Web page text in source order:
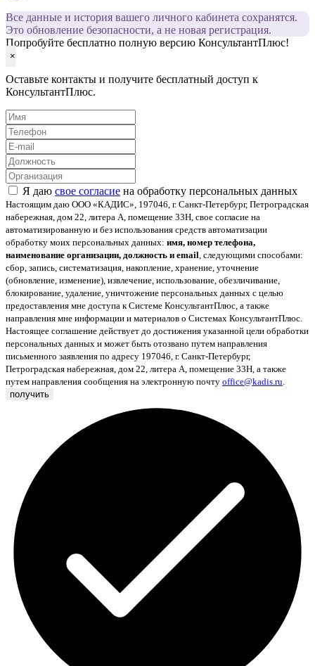
Все данные и история вашего личного кабинета сохранятся.
Это обновление безопасности, а не новая регистрация.
Попробуйте бесплатно полную версию КонсультантПлюс!
×
Оставьте контакты и получите бесплатный доступ к
КонсультантПлюс.
Я даю свое согласие на обработку персональных данных
Настоящим даю ООО «КАДИС», 197046, г. Санкт-Петербург, Петроградская
набережная, дом 22, литера А, помещение 33Н, свое согласие на
автоматизированную и без использования средств автоматизации
обработку моих персональных данных: имя, номер телефона,
наименование организации, должность и email, следующими способами:
сбор, запись, систематизация, накопление, хранение, уточнение
(обновление, изменение), извлечение, использование, обезличивание,
блокирование, удаление, уничтожение персональных данных с целью
предоставления мне доступа к Системе КонсультантПлюс, а также
направления мне информации и материалов о Системах КонсультантПлюс.
Настоящее соглашение действует до достижения указанной цели обработки
персональных данных и может быть отозвано путем направления
письменного заявления по адресу 197046, г. Санкт-Петербург,
Петроградская набережная, дом 22, литера А, помещение 33Н, а также
путем направления сообщения на электронную почту office@kadis.ru.
получить